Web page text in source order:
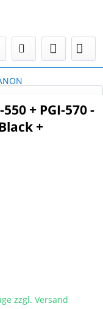
+ PGI-570 -
+
zzgl. Versand